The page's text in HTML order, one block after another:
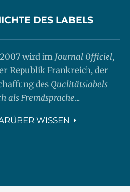
DES LABELS
wird im Journal Officiel,
Republik Frankreich, der
des Qualitätslabels
als Fremdsprache...
WISSEN